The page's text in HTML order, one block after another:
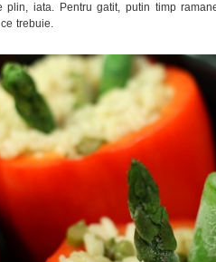
plin, iata. Pentru gatit, putin timp
trebuie.